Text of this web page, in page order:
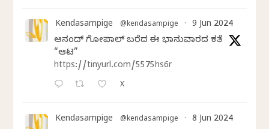
Kendasampige @kendasampige · 9 Jun 2024
ಆನಂದ್‌ ಗೋಪಾಲ್‌ ಬರೆದ ಈ ಭಾನುವಾರದ ಕತೆ
“ಆಟ”
https://tinyurl.com/5575hs6r
X
Kendasampige @kendasampige · 8 Jun 2024